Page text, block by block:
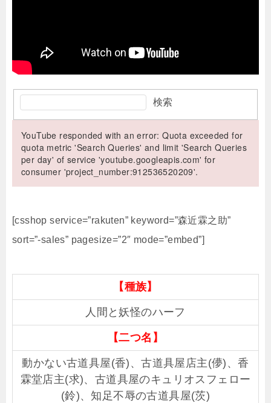
検索
YouTube responded with an error: Quota exceeded for
quota metric 'Search Queries' and limit 'Search Queries
per day' of service 'youtube.googleapis.com' for
consumer 'project_number:912536520209'.
[csshop service=”rakuten” keyword=”森近霖之助”
sort=”-sales” pagesize=”2″ mode=”embed”]
【種族】
人間と妖怪のハーフ
【二つ名】
動かない古道具屋(香)、古道具屋店主(儚)、香
霖堂店主(求)、古道具屋のキュリオスフェロー
(鈴)、知足不辱の古道具屋(茨)